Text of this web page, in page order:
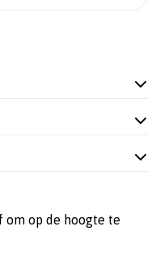
om op de hoogte te